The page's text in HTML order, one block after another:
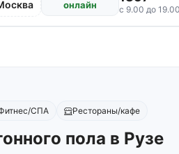
онлайн
с 9.00 до
СПА Рестораны/кафе
пола в Рузе